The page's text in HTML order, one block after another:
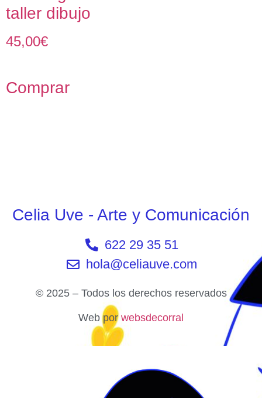
taller dibujo
45,00€
Comprar
Celia Uve - Arte y Comunicación
622 29 35 51
hola@celiauve.com
© 2025 – Todos los derechos reservados
Web porwebsdecorral